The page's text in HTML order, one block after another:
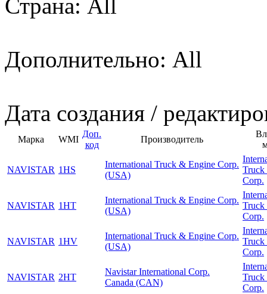
Страна: All
Дополнительно: All
Дата создания /
Марка WMI
Доп.
код
Производитель
NAVISTAR 1HS
International Truck & Engine Corp.
(USA)
Truck
Corp.
NAVISTAR 1HT
International Truck & Engine Corp.
(USA)
Truck
Corp.
NAVISTAR 1HV
International Truck & Engine Corp.
(USA)
Truck
Corp.
NAVISTAR 2HT
Navistar International Corp.
Canada (CAN)
Truck
Corp.